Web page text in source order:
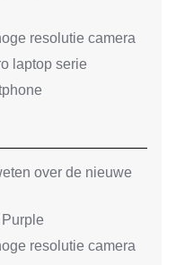
resolutie camera
laptop serie
over de nieuwe
resolutie camera